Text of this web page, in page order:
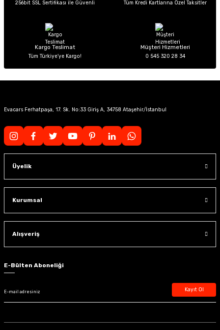
Ürün fiyatı diğer sitelerden daha pahalı.
256bit SSL Sertifikası ile Güvenli Tüm Kredi Kartlarına Özel Taksitler
Kargo Teslimat
Tüm Türkiye’ye Kargo!
Müşteri Hizmetleri
0 545 320 28 34
Evacars Ferhatpaşa, 17. Sk. No:33 Giriş A, 34758 Ataşehir/İstanbul
Üyelik
Kurumsal
Alışveriş
E-Bülten Aboneliği
Kayıt Ol